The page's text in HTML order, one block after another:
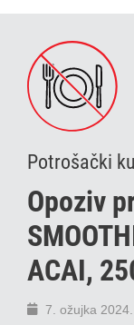
Potrošački
Opoziv
ACAI,
7. ožujka 2024.